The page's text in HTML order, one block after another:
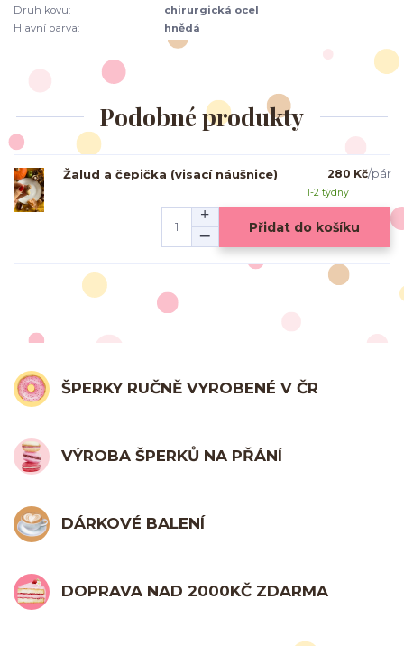
Druh kovu:
chirurgická ocel
Hlavní barva:
hnědá
Podobné produkty
Žalud a čepička (visací náušnice) 280 Kč/pár
1-2 týdny
Přidat do košíku
ŠPERKY RUČNĚ VYROBENÉ V ČR
VÝROBA ŠPERKŮ NA PŘÁNÍ
DÁRKOVÉ BALENÍ
DOPRAVA NAD 2000KČ ZDARMA